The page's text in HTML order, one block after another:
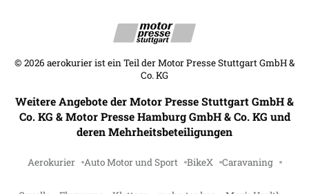
© 2026 aerokurier ist ein Teil der Motor Presse Stuttgart GmbH &
Co. KG
Weitere Angebote der Motor Presse Stuttgart GmbH &
Co. KG & Motor Presse Hamburg GmbH & Co. KG und
deren Mehrheitsbeteiligungen
Aerokurier Auto Motor und Sport BikeX Caravaning